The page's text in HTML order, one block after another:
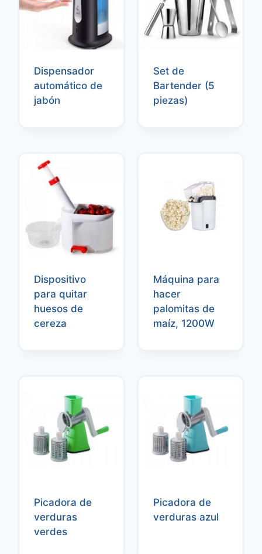
Dispensador
automático de
jabón
Set de
Bartender (5
piezas)
Dispositivo
para quitar
huesos de
cereza
Máquina para
hacer
palomitas de
maíz, 1200W
Picadora de
verduras
verdes
Picadora de
verduras azul